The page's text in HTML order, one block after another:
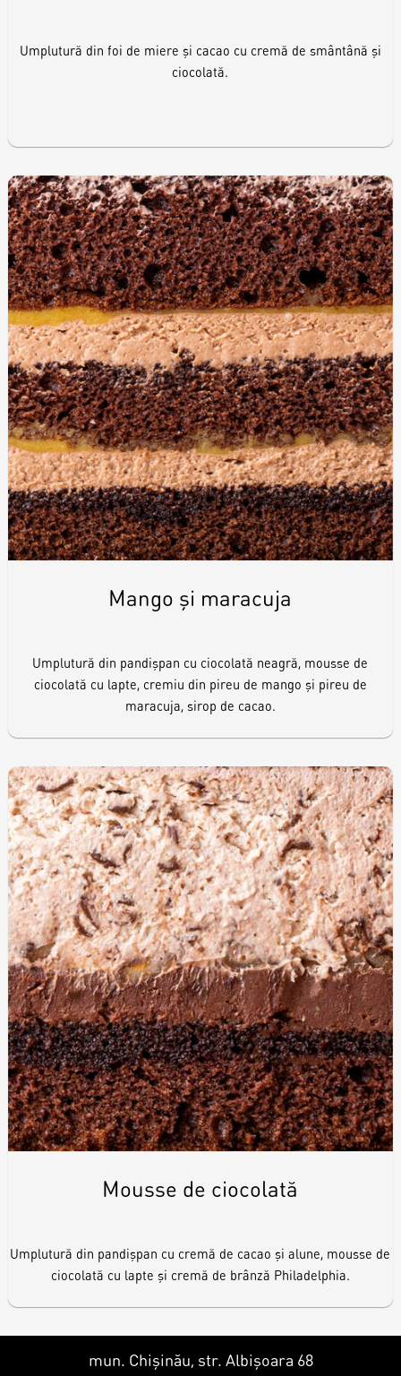
Umplutură din foi de miere și cacao cu cremă de smântână și
ciocolată.
Mango și maracuja
Umplutură din pandișpan cu ciocolată neagră, mousse de
ciocolată cu lapte, cremiu din pireu de mango și pireu de
maracuja, sirop de cacao.
Mousse de ciocolată
Umplutură din pandișpan cu cremă de cacao și alune, mousse de
ciocolată cu lapte și cremă de brânză Philadelphia.
mun. Chișinău, str. Albișoara 68